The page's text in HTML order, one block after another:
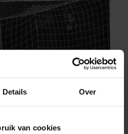
Details Over
van cookies